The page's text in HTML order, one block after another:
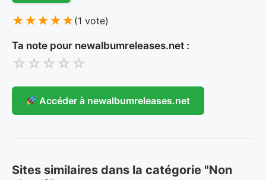
★★★★★(1 vote)
Ta note pour newalbumreleases.net :
☆ ☆ ☆ ☆ ☆
Accéder à newalbumreleases.net
Sites similaires dans la catégorie "Non